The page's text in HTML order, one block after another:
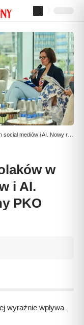
raport społeczny PKO Ubezpieczenia
w
i AI.
PKO
wyraźnie wpływa